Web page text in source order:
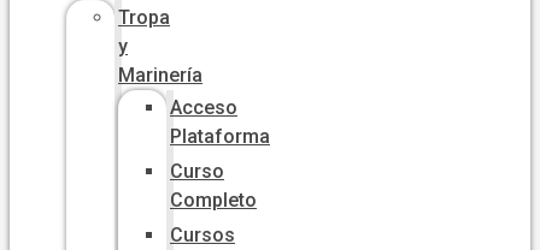
Tropa
y
Marinería
Acceso
Plataforma
Curso
Completo
Cursos